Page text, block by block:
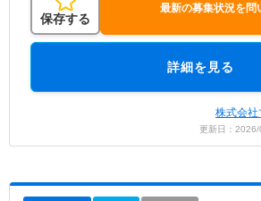
保存する
最新の募集状況を問
詳細を見る
株式会社
更新日：